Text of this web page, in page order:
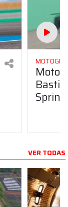
MOTOGP
Sprint
VER TODAS